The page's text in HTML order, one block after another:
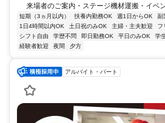
来場者のご案内・ステージ機材運搬・イベ
短期（3ヵ月以内） 扶養内勤務OK 週1日からOK
副
1日4時間以内OK
土日祝のみOK 主婦・主夫歓迎 フ
シフト自由
学歴不問 即日勤務OK 平日のみOK 学
経験者歓迎
夜間 夕方
アルバイト・パート